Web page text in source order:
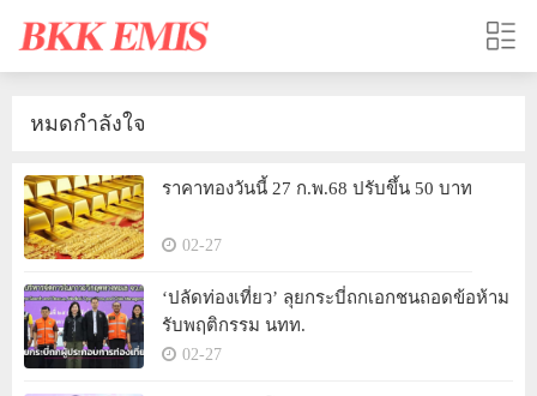
หมดกำลังใจ
ราคาทองวันนี้ 27 ก.พ.68 ปรับขึ้น 50 บาท
02-27
‘ปลัดท่องเที่ยว’ ลุยกระบี่ถกเอกชนถอดข้อห้าม
รับพฤติกรรม นทท.
02-27